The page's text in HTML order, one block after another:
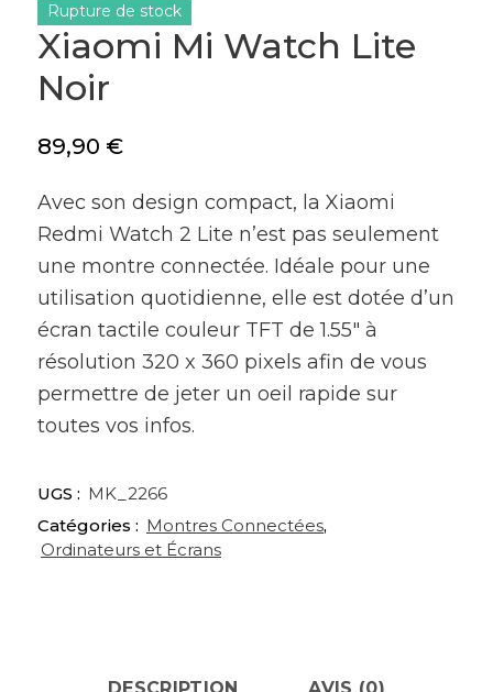
Xiaomi Mi Watch Lite
Noir
89,90 €
Avec son design compact, la Xiaomi
Redmi Watch 2 Lite n’est pas seulement
une montre connectée. Idéale pour une
utilisation quotidienne, elle est dotée d’un
écran tactile couleur TFT de 1.55″ à
résolution 320 x 360 pixels afin de vous
permettre de jeter un oeil rapide sur
toutes vos infos.
Rupture de stock
UGS : MK_2266
Catégories : Montres Connectées,
Ordinateurs et Écrans